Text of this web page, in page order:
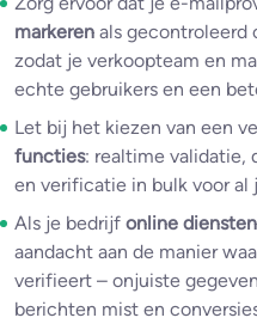
markeren als gecontroleerd
zodat je verkoopteam en
echte gebruikers en een
Let bij het kiezen van een
functies: realtime validatie,
en verificatie in bulk voor al
Als je bedrijf online diensten
aandacht aan de manier
verifieert – onjuiste
berichten mist en